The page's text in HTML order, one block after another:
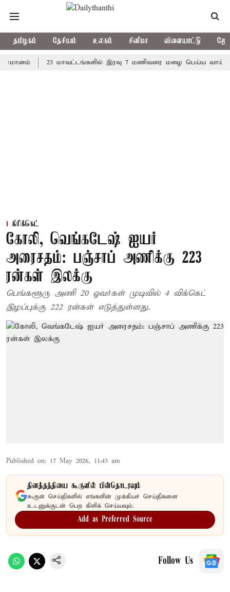
தமிழகம் தேசியம் உலகம் சினிமா விளையாட்டு
23 மாவட்டங்களில் இரவு 7 மணிவரை மழை பெய்ய வாய்ப்பு
கிரிக்கெட்
கோலி, வெங்கடேஷ் ஐயர்
அரைசதம்: பஞ்சாப் அணிக்கு 223
ரன்கள் இலக்கு
பெங்களூரு அணி 20 ஓவர்கள் முடிவில் 4 விக்கெட்
இழப்புக்கு 222 ரன்கள் எடுத்துள்ளது.
Published on: 17 May 2026, 11:43 am
தினத்தந்தியை கூகுளில் பின்தொடரவும்
கூகுள் செய்திகளில் எங்களின் முக்கியச் செய்திகளை
உடனுக்குடன் பெற கிளிக் செய்யவும்.
Add as Preferred Source
Follow Us